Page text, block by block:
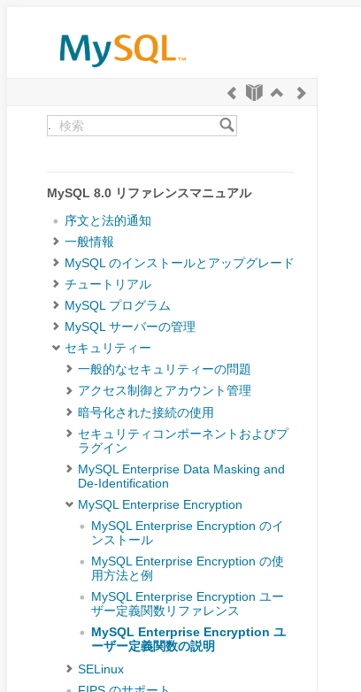
MySQL 8.0 リファレンスマニュアル
序文と法的通知
一般情報
MySQL のインストールとアップグレード
チュートリアル
MySQL プログラム
MySQL サーバーの管理
セキュリティー
一般的なセキュリティーの問題
アクセス制御とアカウント管理
暗号化された接続の使用
セキュリティコンポーネントおよびプ
ラグイン
MySQL Enterprise Data Masking and
De-Identification
MySQL Enterprise Encryption
MySQL Enterprise Encryption のイ
ンストール
MySQL Enterprise Encryption の使
用方法と例
MySQL Enterprise Encryption ユー
ザー定義関数リファレンス
MySQL Enterprise Encryption ユ
ーザー定義関数の説明
SELinux